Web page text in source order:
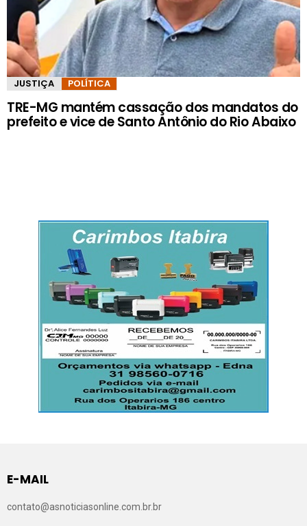
JUSTIÇA POLÍTICA
TRE-MG mantém cassação dos mandatos do
prefeito e vice de Santo Antônio do Rio Abaixo
E-MAIL
contato@asnoticiasonline.com.br.br